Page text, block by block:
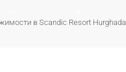
в Scandic Resort Hurghada